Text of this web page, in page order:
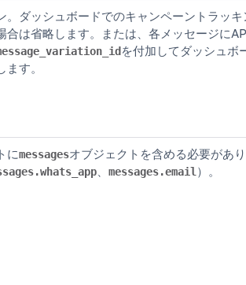
。ダッシュボードでのキャンペーントラッ
合は省略します。または、各メッセージに
を付加してダッシュボ
す。
にmessagesオブジェクトを含める必要があ
、 messages.email）。